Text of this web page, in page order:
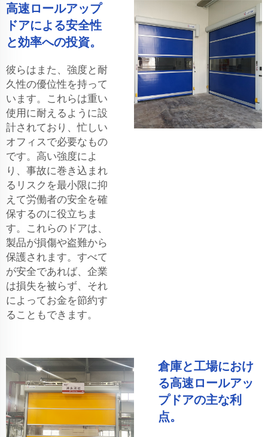
高速ロールアップ
ドアによる安全性
と効率への投資。
彼らはまた、強度と耐
久性の優位性を持って
います。これらは重い
使用に耐えるように設
計されており、忙しい
オフィスで必要なもの
です。高い強度によ
り、事故に巻き込まれ
るリスクを最小限に抑
えて労働者の安全を確
保するのに役立ちま
す。これらのドアは、
製品が損傷や盗難から
保護されます。すべて
が安全であれば、企業
は損失を被らず、それ
によってお金を節約す
ることもできます。
倉庫と工場におけ
る高速ロールアッ
プドアの主な利
点。